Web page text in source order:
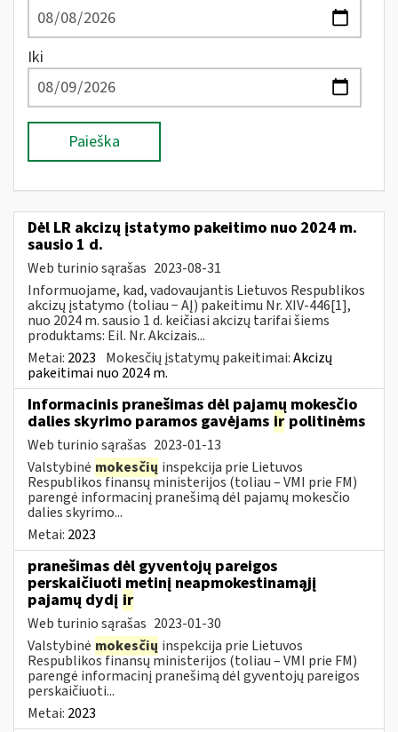
Iki
Paieška
Dėl LR akcizų įstatymo pakeitimo nuo 2024 m.
sausio 1 d.
Web turinio sąrašas 2023-08-31
Informuojame, kad, vadovaujantis Lietuvos Respublikos
akcizų įstatymo (toliau − AĮ) pakeitimu Nr. XIV-446[1],
nuo 2024 m. sausio 1 d. keičiasi akcizų tarifai šiems
produktams: Eil. Nr. Akcizais...
Metai: 2023 Mokesčių įstatymų pakeitimai:Akcizų
pakeitimai nuo 2024 m.
Informacinis pranešimas dėl pajamų mokesčio
dalies skyrimo paramos gavėjams ir politinėms
Web turinio sąrašas 2023-01-13
Valstybinė mokesčių inspekcija prie Lietuvos
Respublikos finansų ministerijos (toliau – VMI prie FM)
parengė informacinį pranešimą dėl pajamų mokesčio
dalies skyrimo...
Metai: 2023
pranešimas dėl gyventojų pareigos
perskaičiuoti metinį neapmokestinamąjį
pajamų dydį ir
Web turinio sąrašas 2023-01-30
Valstybinė mokesčių inspekcija prie Lietuvos
Respublikos finansų ministerijos (toliau – VMI prie FM)
parengė informacinį pranešimą dėl gyventojų pareigos
perskaičiuoti...
Metai: 2023